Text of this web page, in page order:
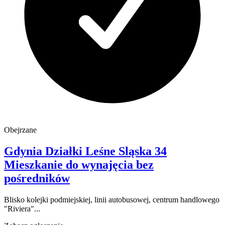
Obejrzane
Gdynia Działki Leśne Sląska 34
Mieszkanie do wynajęcia bez
pośredników
Blisko kolejki podmiejskiej, linii autobusowej, centrum handlowego
"Riviera"...